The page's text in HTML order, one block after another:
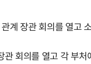
계 장관 회의를 열고
회의를 열고 각 부